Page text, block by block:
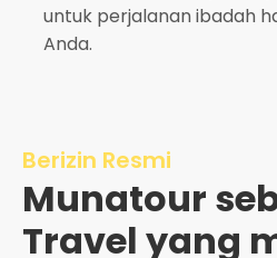
untuk perjalanan ibadah
Anda.
Berizin Resmi
Munatour
Travel yang